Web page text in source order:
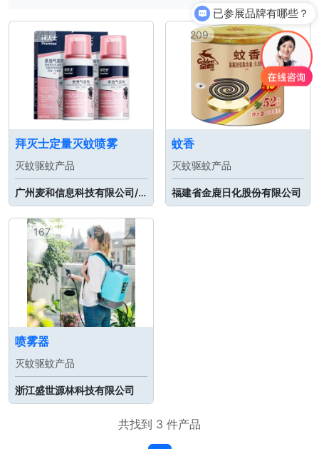
241
拜灭士定量灭蚊喷雾
灭蚊驱蚊产品
广州麦和信息科技有限公司/麦和（广州）实业有限公司
209
蚊香
灭蚊驱蚊产品
福建省金鹿日化股份有限公司
167
喷雾器
灭蚊驱蚊产品
浙江盛世源林科技有限公司
共找到 3 件产品
已参展品牌有哪些？